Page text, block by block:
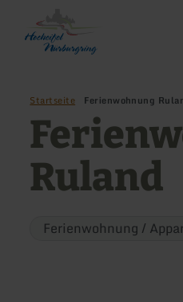
Startseite
Startseite Ferienwohnung
Ruland
Ferienwohnung /